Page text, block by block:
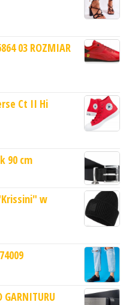
03 ROZMIAR
Ct II Hi
90 cm
w
GARNITURU